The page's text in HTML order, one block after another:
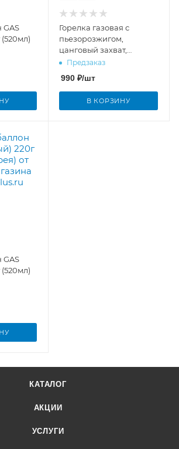
GAS
Горелка газовая с
пьезорозжигом,
цанговый захват,
широкое сопло, Корея
Предзаказ
990₽/шт
В КОРЗИНУ
GAS
КАТАЛОГ
АКЦИИ
УСЛУГИ